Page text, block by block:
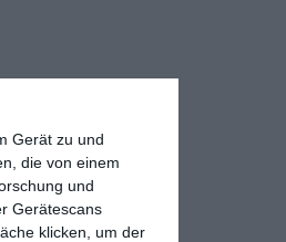
Gerät zu und
die von einem
und
Gerätescans
klicken, um der